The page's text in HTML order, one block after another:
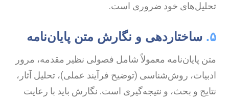
خود ضروری است.
ساختاردهی و نگارش متن پایان‌نامه
پایان‌نامه معمولاً شامل فصولی نظیر مقدمه، مرور
روش‌شناسی (توضیح فرآیند عملی)، تحلیل آثار،
و بحث، و نتیجه‌گیری است. نگارش باید با رعایت